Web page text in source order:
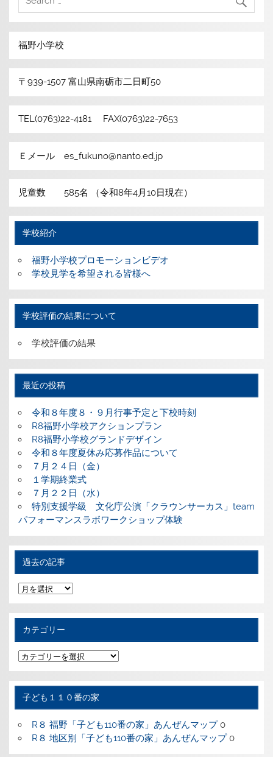
福野小学校
〒939-1507 富山県南砺市二日町50
TEL(0763)22-4181 FAX(0763)22-7653
Ｅメール es_fukuno@nanto.ed.jp
児童数 585名 （令和8年4月10日現在）
学校紹介
福野小学校プロモーションビデオ
学校見学を希望される皆様へ
学校評価の結果について
学校評価の結果
最近の投稿
令和８年度８・９月行事予定と下校時刻
R8福野小学校アクションプラン
R8福野小学校グランドデザイン
令和８年度夏休み応募作品について
７月２４日（金）
１学期終業式
７月２２日（水）
特別支援学級 文化庁公演「クラウンサーカス」team
パフォーマンスラボワークショップ体験
過去の記事
過
去
の
記
カテゴリー
カ
テ
ゴ
リ
子ども１１０番の家
R８ 福野「子ども110番の家」あんぜんマップ0
R８ 地区別「子ども110番の家」あんぜんマップ0